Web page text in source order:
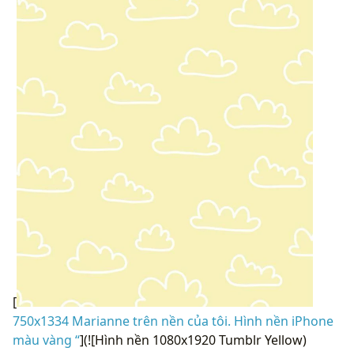
[
750x1334 Marianne trên nền của tôi. Hình nền iPhone
màu vàng “](![Hình nền 1080x1920 Tumblr Yellow)